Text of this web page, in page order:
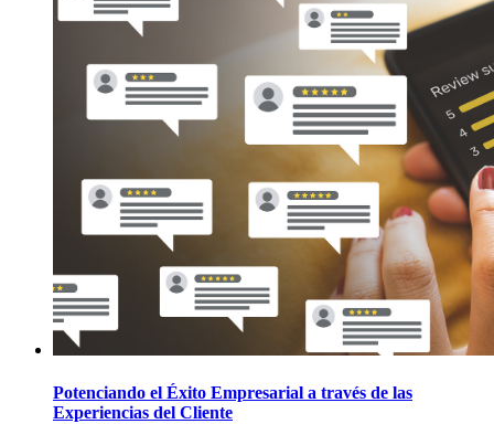
Potenciando el Éxito Empresarial a través de las
Experiencias del Cliente